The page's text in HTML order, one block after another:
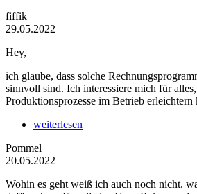
fiffik
29.05.2022
Hey,
ich glaube, dass solche
sinnvoll sind. Ich interessiere mich für
Produktionsprozesse im Betrieb erleichtern
weiterlesen
Pommel
20.05.2022
Wohin es geht weiß ich auch noch nicht.